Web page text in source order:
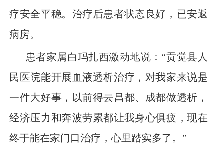
疗安全平稳。治疗后患者状态良好，已安返
病房。
患者家属白玛扎西激动地说：“贡觉县人
民医院能开展血液透析治疗，对我家来说是
一件大好事，以前得去昌都、成都做透析，
经济压力和奔波劳累都让我身心俱疲，现在
终于能在家门口治疗，心里踏实多了。”